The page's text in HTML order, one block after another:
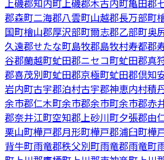
上磯郡知内町上磯郡木古内町亀田郡
郡森町二海郡八雲町山越郡長万部町
国町檜山郡厚沢部町爾志郡乙部町奥
久遠郡せたな町島牧郡島牧村寿都郡
谷郡蘭越町虻田郡ニセコ町虻田郡真
郡喜茂別町虻田郡京極町虻田郡倶知
岩内町古宇郡泊村古宇郡神恵内村積
余市郡仁木町余市郡余市町余市郡赤
郡奈井江町空知郡上砂川町夕張郡由
栗山町樺戸郡月形町樺戸郡浦臼町樺
背牛町雨竜郡秩父別町雨竜郡雨竜町